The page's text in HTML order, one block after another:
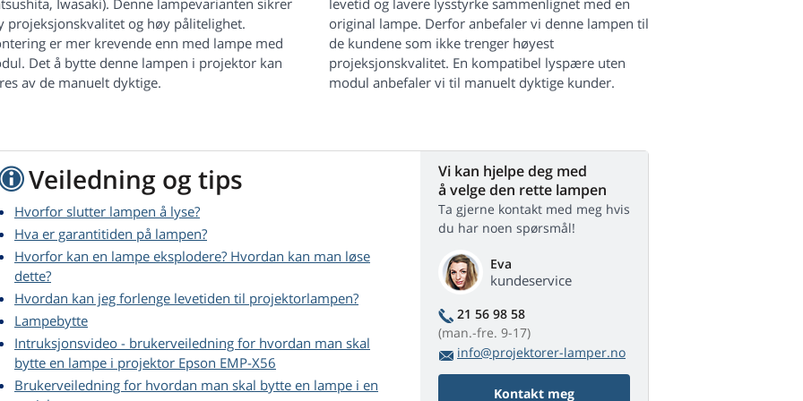
Iwasaki). Denne lampevarianten sikrer
projeksjonskvalitet og høy pålitelighet.
er mer krevende enn med lampe med
Det å bytte denne lampen i projektor kan
av de manuelt dyktige.
levetid og lavere lysstyrke sammenlignet med en
original lampe. Derfor anbefaler vi denne lampen til
de kundene som ikke trenger høyest
projeksjonskvalitet. En kompatibel lyspære uten
modul anbefaler vi til manuelt dyktige kunder.
Veiledning og tips
Hvorfor slutter lampen å lyse?
Hva er garantitiden på lampen?
Hvorfor kan en lampe eksplodere? Hvordan kan man løse
dette?
Hvordan kan jeg forlenge levetiden til projektorlampen?
Lampebytte
Intruksjonsvideo - brukerveiledning for hvordan man skal
bytte en lampe i projektor Epson EMP-X56
Brukerveiledning for hvordan man skal bytte en lampe i en
Vi kan hjelpe deg med
å velge den rette lampen
Ta gjerne kontakt med meg hvis
du har noen spørsmål!
Eva
kundeservice
21 56 98 58
(man.-fre. 9-17)
info@projektorer-lamper.no
Kontakt meg